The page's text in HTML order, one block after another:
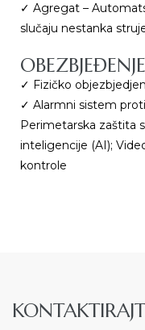
✓ Agregat –
slučaju nestanka
OBEZBJEĐENJE
✓ Fizičko
✓ Alarmni sistem
Perimetarska zaštita
inteligencije (AI);
kontrole